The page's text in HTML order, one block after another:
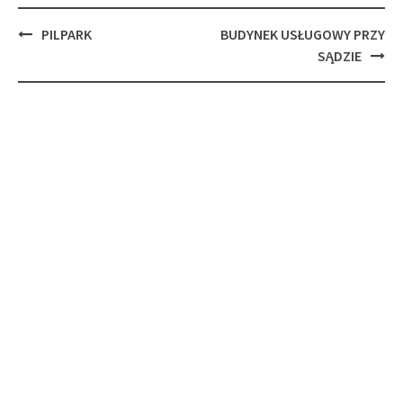
PostPILPARK
BUDYNEK USŁUGOWY PRZY
SĄDZIE